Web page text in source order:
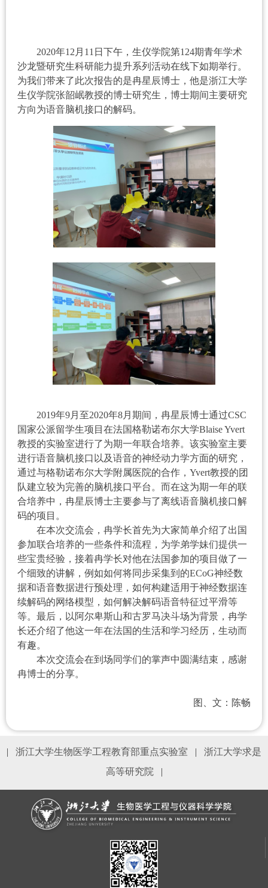
2020年12 月 11 日下午，生仪学院第124期青年学术
沙龙暨研究生科研能力提升系列活动在线下如期举行。
为我们带来了此次报告的是冉星辰博士，他是浙江大学
生仪学院张韶岷教授的博士研究生，博士期间主要研究
方向为语音脑机接口的解码。
2019年9月至2020年8月期间，冉星辰博士通过CSC
国家公派留学生项目在法国格勒诺布尔大学Blaise Yvert
教授的实验室进行了为期一年联合培养。该实验室主要
进行语音脑机接口以及语音的神经动力学方面的研究，
通过与格勒诺布尔大学附属医院的合作， Yvert教授的团
队建立较为完善的脑机接口平台。而在这为期一年的联
合培养中，冉星辰博士主要参与了离线语音脑机接口解
码的项目。
在本次交流会，冉学长首先为大家简单介绍了出国
参加联合培养的一些条件和流程，为学弟学妹们提供一
些宝贵经验，接着冉学长对他在法国参加的项目做了一
个细致的讲解，例如如何将同步采集到的ECoG神经数
据和语音数据进行预处理，如何构建适用于神经数据连
续解码的网络模型，如何解决解码语音特征过平滑等
等。最后，以阿尔卑斯山和古罗马决斗场为背景，冉学
长还介绍了他这一年在法国的生活和学习经历，生动而
有趣。
本次交流会在到场同学们的掌声中圆满结束，感谢
冉博士的分享。
图、文：陈畅
| 浙江大学生物医学工程教育部重点实验室 |
浙江大学求是
高等研究院
|